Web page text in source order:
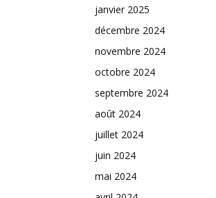
janvier 2025
décembre 2024
novembre 2024
octobre 2024
septembre 2024
août 2024
juillet 2024
juin 2024
mai 2024